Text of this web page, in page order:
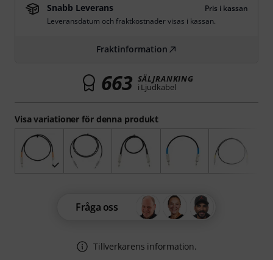
Visa variationer för denna produkt
Snabb Leverans
Pris i kassan
Leveransdatum och fraktkostnader visas i kassan.
Fraktinformation
663 SÄLJRANKING
i Ljudkabel
Fråga oss
Tillverkarens information.